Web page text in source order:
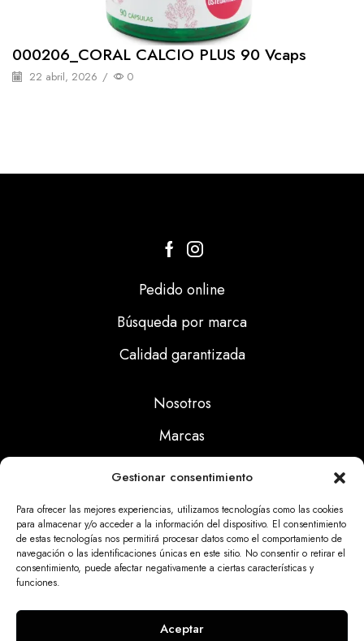
Gestionar consentimiento
Para ofrecer las mejores experiencias, utilizamos tecnologías como las cookies
para almacenar y/o acceder a la información del dispositivo. El consentimiento
de estas tecnologías nos permitirá procesar datos como el comportamiento de
navegación o las identificaciones únicas en este sitio. No consentir o retirar el
consentimiento, puede afectar negativamente a ciertas características y
funciones.
Aceptar
000206_CORAL CALCIO PLUS 90 Vcaps
22 abril, 2026 / 0
Pedido online
Búsqueda por marca
Calidad garantizada
Nosotros
Marcas
Noticias
Aviso Legal
Politicas Cookies